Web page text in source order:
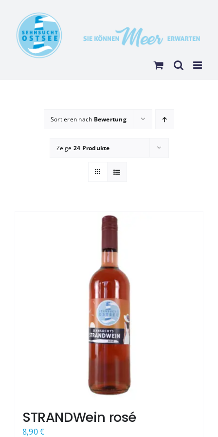
Inhalt
springen
Sortieren nach Bewertung
Zeige 24 Produkte
STRANDWein rosé
8,90€